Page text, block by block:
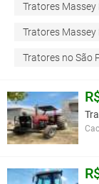
Tratores Massey
Tratores
Tratores no São